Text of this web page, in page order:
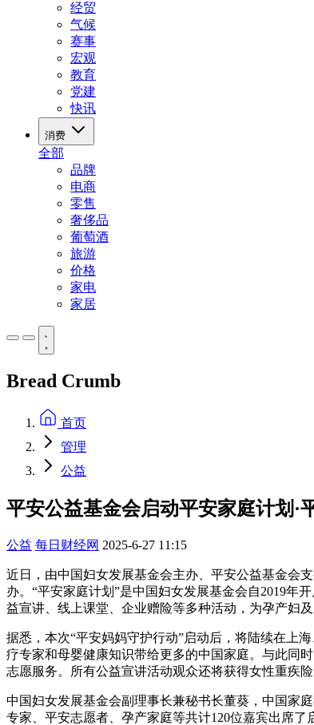
经贸
气候
赛事
宏观
教育
党建
快讯
消费
全部
品牌
电商
零售
奢侈品
葡萄酒
旅游
价格
家电
家居
Bread Crumb
首页
管理
公益
平安公益基金会启动平安家庭计划·
公益 每日财经网 2025-6-27 11:15
近日，由中国妇女发展基金会主办、平安公益基金会
办。“平安家庭计划”是中国妇女发展基金会自2019年
益宣讲、线上课堂、企业赠险等多种活动，为孕产妇
据悉，本次“平安妈妈守护行动”启动后，将陆续在上
疗专家和母婴健康知识带给更多的中国家庭。与此同
志愿服务。所有公益宣讲活动观众还将获得女性重疾
中国妇女发展基金会副理事长兼秘书长董葵，中国家
专家、平安志愿者、孕产家庭等共计120位嘉宾出席了